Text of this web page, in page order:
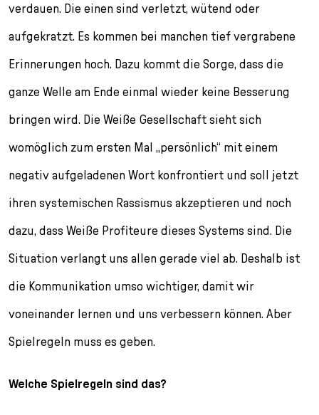
verdauen. Die einen sind verletzt, wütend oder
aufgekratzt. Es kommen bei manchen tief vergrabene
Erinnerungen hoch. Dazu kommt die Sorge, dass die
ganze Welle am Ende einmal wieder keine Besserung
bringen wird. Die Weiße Gesellschaft sieht sich
womöglich zum ersten Mal „persönlich“ mit einem
negativ aufgeladenen Wort konfrontiert und soll jetzt
ihren systemischen Rassismus akzeptieren und noch
dazu, dass Weiße Profiteure dieses Systems sind. Die
Situation verlangt uns allen gerade viel ab. Deshalb ist
die Kommunikation umso wichtiger, damit wir
voneinander lernen und uns verbessern können. Aber
Spielregeln muss es geben.
Welche Spielregeln sind das?